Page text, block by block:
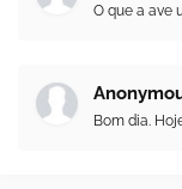
O que a ave
Bom dia.